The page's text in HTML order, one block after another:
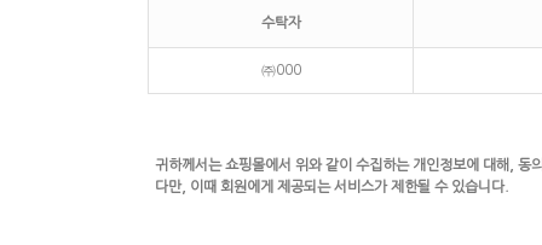
수탁자
㈜000
귀하께서는 쇼핑몰에서 위와 같이 수집하는 개인정보에 대해, 동
다만, 이때 회원에게 제공되는 서비스가 제한될 수 있습니다.